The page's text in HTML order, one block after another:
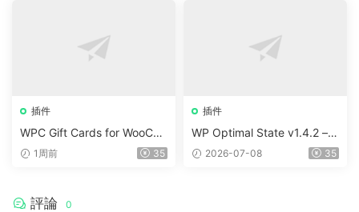
插件
WPC Gift Cards for WooCo
mmerce (Premium) v1.0.2
1周前 35
插件
WP Optimal State v1.4.2 –
WordPress 優化、清理和安
2026-07-08 35
評論 0